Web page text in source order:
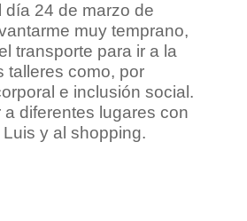
día 24 de marzo de
muy temprano,
transporte para ir a la
talleres como, por
e inclusión social.
diferentes lugares con
y al shopping.